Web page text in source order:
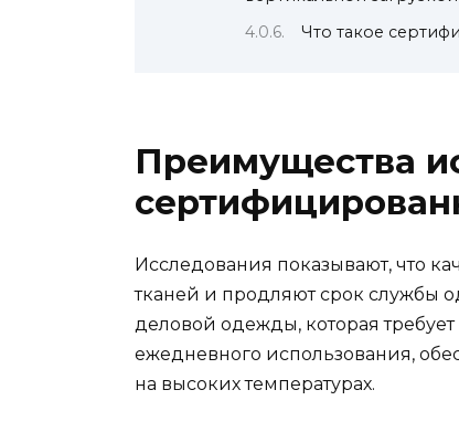
Что такое
Преимущества
Исследования показывают, что
тканей и продляют срок службы
деловой одежды, которая
ежедневного использования,
на высоких температурах.